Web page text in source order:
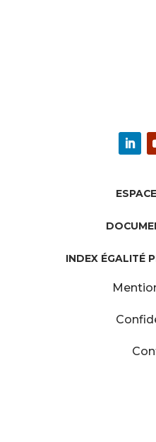
INDEX ÉGALITÉ